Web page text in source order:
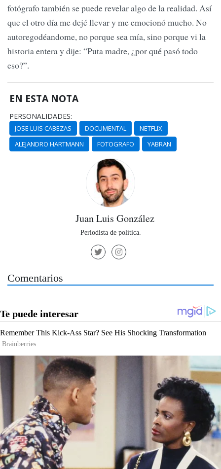
fotógrafo también se puede revelar algo de la realidad. Así
que el otro día me dejé llevar y me emocionó mucho. No
autoregodéandome, no porque sea mía, sino porque vi la
historia entera y dije: “Puta madre, ¿por qué pasó todo
eso?”.
EN ESTA NOTA
PERSONALIDADES:
JOSE LUIS CABEZAS DOCUMENTAL
NETFLIX
ALEJANDRO HARTMANN
FOTOGRAFO YABRAN
Juan Luis González
Periodista de política.
Comentarios